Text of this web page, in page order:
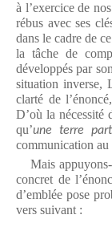
à l’exercice de
rébus avec ses
dans le cadre de
la tâche de
développés par
situation inverse,
clarté de
D’où la nécessité
qu’une terre
communication au
Mais appuyons-
concret de
d’emblée pose
vers suivant :